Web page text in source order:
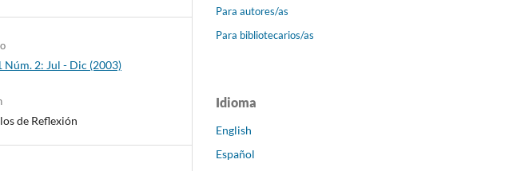
Núm. 2: Jul - Dic (2003)
de Reflexión
Para autores/as
Para bibliotecarios/as
Idioma
English
Español